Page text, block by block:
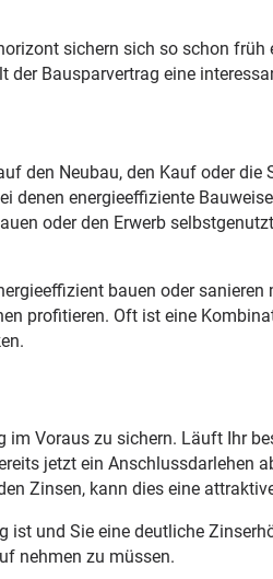
sichern sich so schon früh
Bausparvertrag eine
den Neubau, den Kauf oder die
denen energieeffiziente
oder den Erwerb
bauen oder sanieren
profitieren. Oft ist eine
Voraus zu sichern. Läuft Ihr
jetzt ein Anschlussdarlehen
Zinsen, kann dies eine
ist und Sie eine deutliche
nehmen zu müssen.